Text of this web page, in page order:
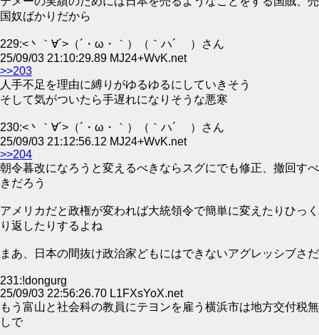
国奴ばかりだから
229:<丶｀∀´>（´・ω・｀）（｀ハ´ ）さん
25/09/03 21:10:29.89 MJ24+WvK.net
>>203
人手不足を理由に縛りがゆるゆるにしていきそう
そして気がついたら手遅れになりそうな悪寒
230:<丶｀∀´>（´・ω・｀）（｀ハ´ ）さん
25/09/03 21:12:56.12 MJ24+WvK.net
>>204
朝令暮改になろうと変えるべきならスグにでも修正、撤回すべ
きだろう
アメリカだと政権が変われば大統領令で簡単に変えたりひっく
り返したりするよね
まあ、日本の間抜け政治家どもにはできないアグレッシブさだ
231:!dongurg
25/09/03 22:56:26.70 L1FXsYoX.net
もう富山と社会科の教員にテヨンを雇う横浜市は地方交付税無
しで